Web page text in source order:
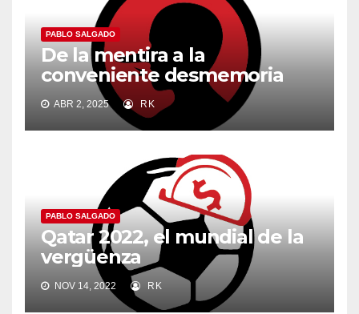
PABLO SALGADO
De la mentira a la
conveniente desmemoria
ABR 2, 2025 RK
PABLO SALGADO
Qatar 2022, el mundial de la
vergüenza
NOV 14, 2022 RK